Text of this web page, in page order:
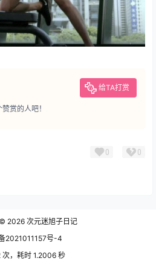
给TA打赏
赏的人吧！
0 0
2026 次元迷旭子日记
2021011157号-4
次，耗时 1.2006 秒